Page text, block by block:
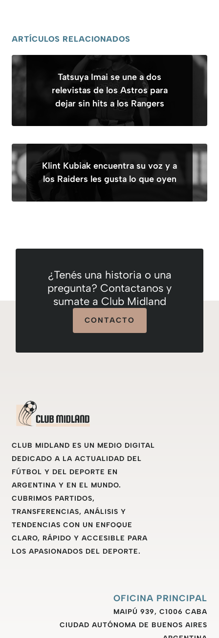
ARTÍCULOS RELACIONADOS
Tatsuya Imai se une a dos
relevistas de los Astros para
dejar sin hits a los Rangers
Klint Kubiak encuentra su voz y a
los Raiders les gusta lo que oyen
¿Tenés una historia o una
pregunta? Contactanos y
sumate a Club Midland
CONTACTO
CLUB MIDLAND ES UN MEDIO DIGITAL
DEDICADO A LA ACTUALIDAD DEL
FÚTBOL Y DEL DEPORTE EN
ARGENTINA Y EN EL MUNDO.
CUBRIMOS PARTIDOS,
TRANSFERENCIAS, ANÁLISIS Y
TENDENCIAS CON UN ENFOQUE
CLARO, RÁPIDO Y ACCESIBLE PARA
LOS APASIONADOS DEL DEPORTE.
OFICINA PRINCIPAL
MAIPÚ 939, C1006 CABA
CIUDAD AUTÓNOMA DE BUENOS AIRES